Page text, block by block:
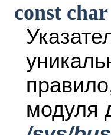
const
модуля